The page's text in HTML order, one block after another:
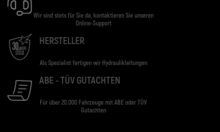
Wir sind stets für Sie da, kontaktieren Sie unseren
Online-Support
HERSTELLER
Als Spezialist fertigen wir Hydraulikleitungen
ABE - TÜV GUTACHTEN
Für über 20.000 Fahrzeuge mit ABE oder TÜV
Gutachten